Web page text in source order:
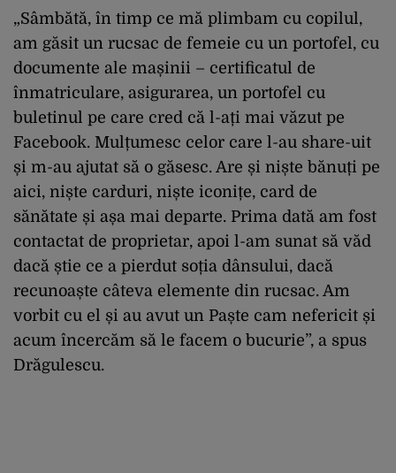
„Sâmbătă, în timp ce mă plimbam cu copilul,
am găsit un rucsac de femeie cu un portofel, cu
documente ale mașinii – certificatul de
înmatriculare, asigurarea, un portofel cu
buletinul pe care cred că l-ați mai văzut pe
Facebook. Mulțumesc celor care l-au share-uit
și m-au ajutat să o găsesc. Are și niște bănuți pe
aici, niște carduri, niște iconițe, card de
sănătate și așa mai departe. Prima dată am fost
contactat de proprietar, apoi l-am sunat să văd
dacă știe ce a pierdut soția dânsului, dacă
recunoaște câteva elemente din rucsac. Am
vorbit cu el și au avut un Paște cam nefericit și
acum încercăm să le facem o bucurie”, a spus
Drăgulescu.